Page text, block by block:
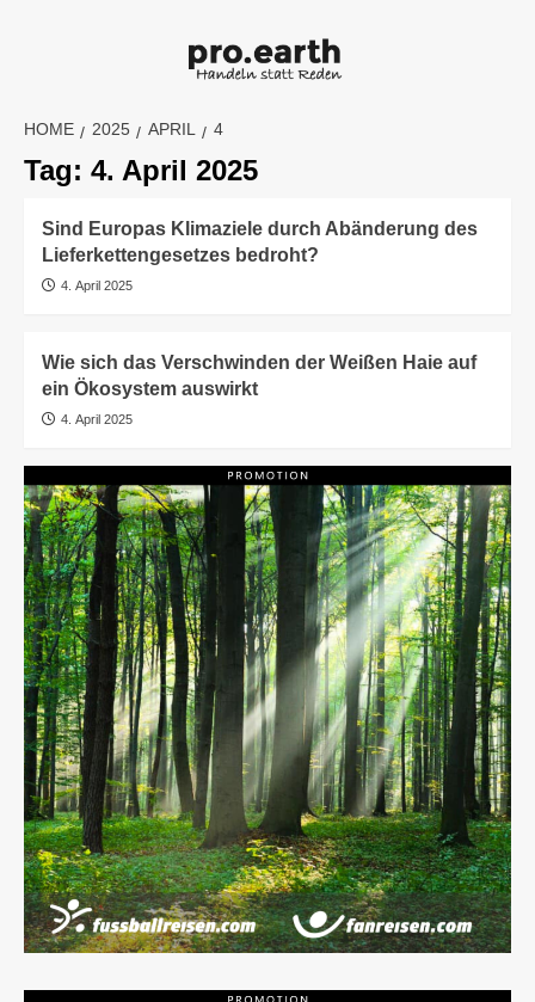
HOME 2025 APRIL 4
Tag: 4. April 2025
Sind Europas Klimaziele durch Abänderung des
Lieferkettengesetzes bedroht?
4. April 2025
Wie sich das Verschwinden der Weißen Haie auf
ein Ökosystem auswirkt
4. April 2025